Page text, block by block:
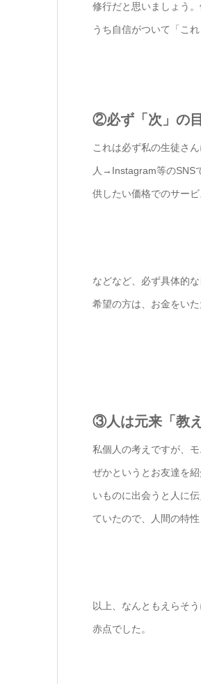
修行だと思いましょう
うち自信がついて「こ
②必ず「次」の
これは必ず私の生徒さ
人→Instagram等のSNS
供したい価格でのサー
などなど、必ず具体的
希望の方は、お金をい
③人は元来「教
私個人の考えですが、
ぜかというとお友達を
いものに出会うと人に
ていたので、人間の特
以上、なんともえらそ
赤点でした。